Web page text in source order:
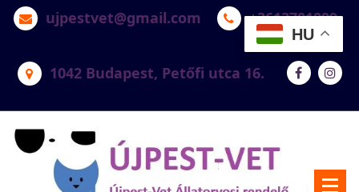
ujpestvet@gmail.com +3613701899
1042 Budapest, Petőfi utca 16.
HU